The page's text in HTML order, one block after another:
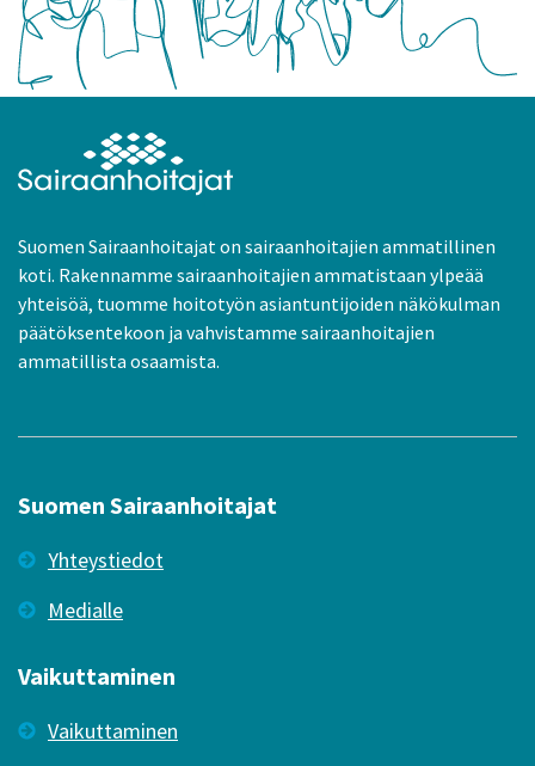
Suomen Sairaanhoitajat on sairaanhoitajien ammatillinen
koti. Rakennamme sairaanhoitajien ammatistaan ylpeää
yhteisöä, tuomme hoitotyön asiantuntijoiden näkökulman
päätöksentekoon ja vahvistamme sairaanhoitajien
ammatillista osaamista.
Suomen Sairaanhoitajat
Yhteystiedot
Medialle
Vaikuttaminen
Vaikuttaminen